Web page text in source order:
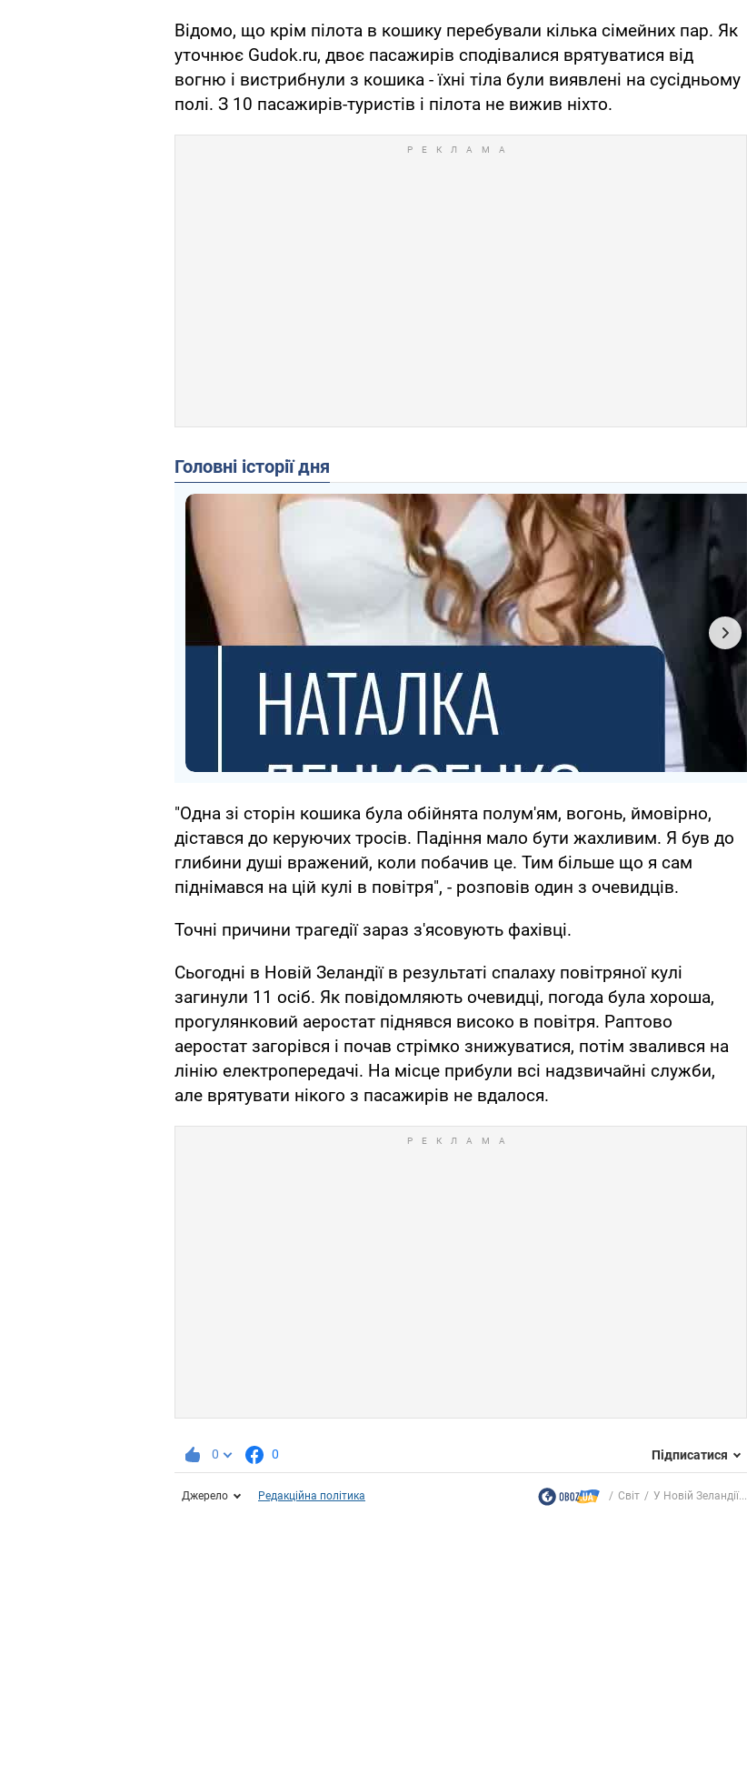
Відомо, що крім пілота в кошику перебували кілька сімейних пар. Як
уточнює Gudok.ru, двоє пасажирів сподівалися врятуватися від
вогню і вистрибнули з кошика - їхні тіла були виявлені на сусідньому
полі. З 10 пасажирів-туристів і пілота не вижив ніхто.
Головні історії дня
"Одна зі сторін кошика була обійнята полум'ям, вогонь, ймовірно,
дістався до керуючих тросів. Падіння мало бути жахливим. Я був до
глибини душі вражений, коли побачив це. Тим більше що я сам
піднімався на цій кулі в повітря", - розповів один з очевидців.
Точні причини трагедії зараз з'ясовують фахівці.
Сьогодні в Новій Зеландії в результаті спалаху повітряної кулі
загинули 11 осіб. Як повідомляють очевидці, погода була хороша,
прогулянковий аеростат піднявся високо в повітря. Раптово
аеростат загорівся і почав стрімко знижуватися, потім звалився на
лінію електропередачі. На місце прибули всі надзвичайні служби,
але врятувати нікого з пасажирів не вдалося.
0 0 Підписатися
Джерело Редакційна політика Світ У Новій Зеландії...